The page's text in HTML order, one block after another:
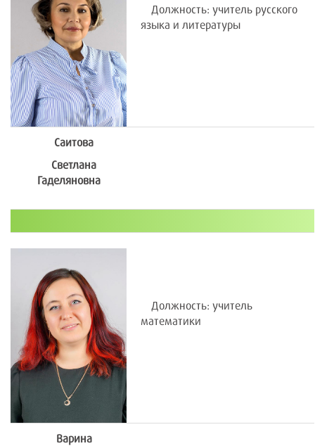
Должность: учитель русского
языка и литературы
Саитова
Светлана
Гаделяновна
Должность: учитель
математики
Варина